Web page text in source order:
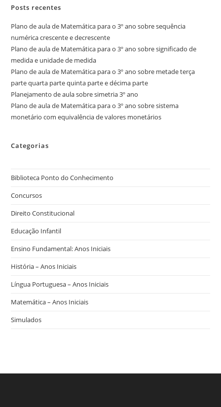
Posts recentes
Plano de aula de Matemática para o 3º ano sobre sequência
numérica crescente e decrescente
Plano de aula de Matemática para o 3º ano sobre significado de
medida e unidade de medida
Plano de aula de Matemática para o 3º ano sobre metade terça
parte quarta parte quinta parte e décima parte
Planejamento de aula sobre simetria 3º ano
Plano de aula de Matemática para o 3º ano sobre sistema
monetário com equivalência de valores monetários
Categorias
Biblioteca Ponto do Conhecimento
Concursos
Direito Constitucional
Educação Infantil
Ensino Fundamental: Anos Iniciais
História – Anos Iniciais
Língua Portuguesa – Anos Iniciais
Matemática – Anos Iniciais
Simulados